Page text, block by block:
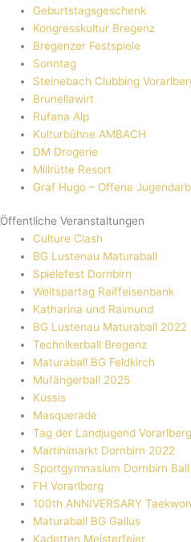
Geburtstagsgeschenk
Kongresskultur Bregenz
Bregenzer Festspiele
Sonntag
Steinebach Clubbing
Brunellawirt
Rufana Alp
Kulturbühne AMBACH
DM Drogerie
Millrütte Resort
Graf Hugo – Offene
Öffentliche Veranstaltungen
Culture Clash
BG Lustenau Maturaball
Spielefest Dornbirn
Weltspartag Raiffeisenbank
Katharina und Raimund
BG Lustenau Maturaball 2022
Technikerball Bregenz
Maturaball BG Feldkirch
Mufängerball 2025
Kussis
Masquerade
Tag der Landjugend Vorarlberg
Martinimarkt Dornbirn 2022
Sportgymnasium Dornbirn
FH Vorarlberg
100th ANNIVERSARY
Maturaball BG Gallus
Kadetten Meisterfeier